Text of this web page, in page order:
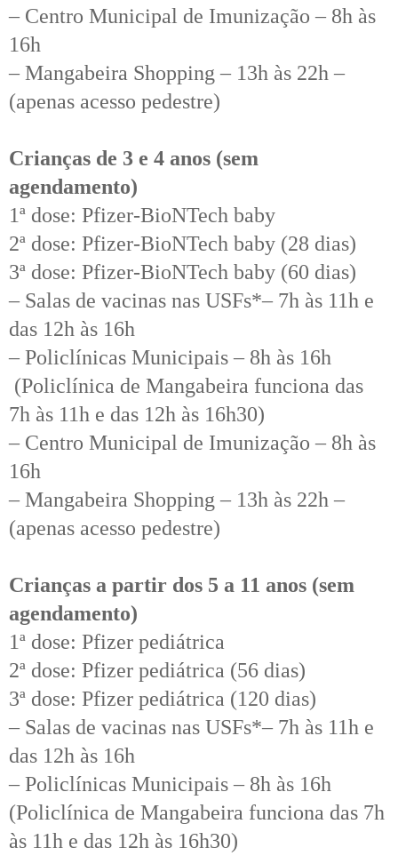
– Centro Municipal de Imunização – 8h às
16h
– Mangabeira Shopping – 13h às 22h –
(apenas acesso pedestre)
Crianças de 3 e 4 anos (sem
agendamento)
1ª dose: Pfizer-BioNTech baby
2ª dose: Pfizer-BioNTech baby (28 dias)
3ª dose: Pfizer-BioNTech baby (60 dias)
– Salas de vacinas nas USFs*– 7h às 11h e
das 12h às 16h
– Policlínicas Municipais – 8h às 16h
(Policlínica de Mangabeira funciona das
7h às 11h e das 12h às 16h30)
– Centro Municipal de Imunização – 8h às
16h
– Mangabeira Shopping – 13h às 22h –
(apenas acesso pedestre)
Crianças a partir dos 5 a 11 anos (sem
agendamento)
1ª dose: Pfizer pediátrica
2ª dose: Pfizer pediátrica (56 dias)
3ª dose: Pfizer pediátrica (120 dias)
– Salas de vacinas nas USFs*– 7h às 11h e
das 12h às 16h
– Policlínicas Municipais – 8h às 16h
(Policlínica de Mangabeira funciona das 7h
às 11h e das 12h às 16h30)